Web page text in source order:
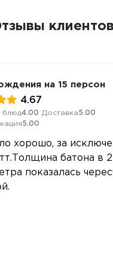
клиентов
на 15 персон
4.67
блюд4.00 Доставка5.00
5.00
хорошо, за
батона в 2
показалась